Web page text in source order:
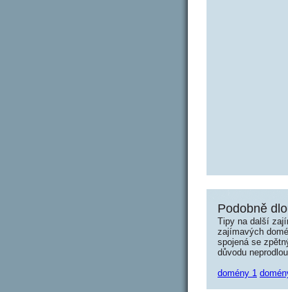
Podobně
Tipy na další
zajímavých
spojená se
důvodu
domény 1